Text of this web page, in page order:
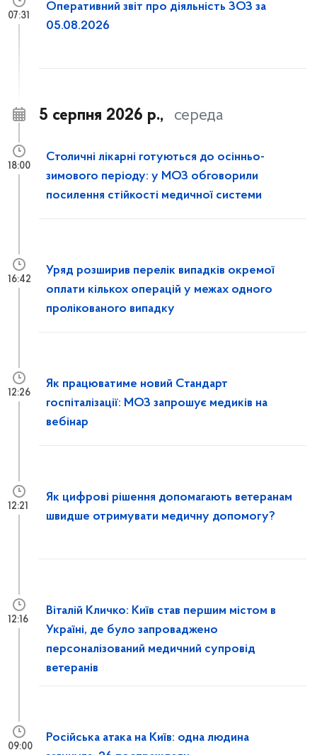
Оперативний звіт про діяльність ЗОЗ за
05.08.2026
07:31
5 серпня 2026 р., середа
Столичні лікарні готуються до осінньо-
зимового періоду: у МОЗ обговорили
посилення стійкості медичної системи
18:00
Уряд розширив перелік випадків окремої
оплати кількох операцій у межах одного
пролікованого випадку
16:42
Як працюватиме новий Стандарт
госпіталізації: МОЗ запрошує медиків на
вебінар
12:26
Як цифрові рішення допомагають ветеранам
швидше отримувати медичну допомогу?
12:21
Віталій Кличко: Київ став першим містом в
Україні, де було запроваджено
персоналізований медичний супровід
ветеранів
12:16
Російська атака на Київ: одна людина
09:00